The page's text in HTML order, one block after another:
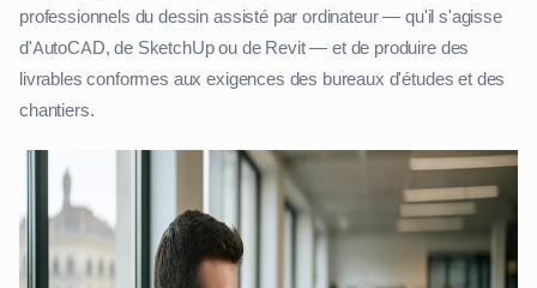
professionnels du dessin assisté par ordinateur — qu'il s'agisse
d'AutoCAD, de SketchUp ou de Revit — et de produire des
livrables conformes aux exigences des bureaux d'études et des
chantiers.